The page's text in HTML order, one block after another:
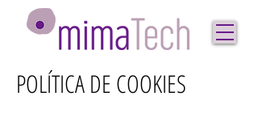
POLÍTICA DE COOKIES